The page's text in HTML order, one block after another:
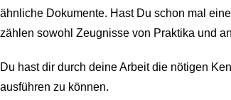
ähnliche Dokumente. Hast Du schon mal
zählen sowohl Zeugnisse von Praktika und
Du hast dir durch deine Arbeit die nötigen
ausführen zu können.